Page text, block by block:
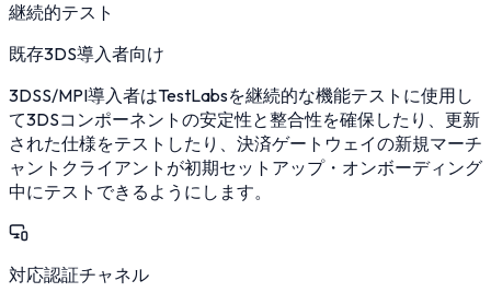
継続的テスト
既存3DS導入者向け
3DSS/MPI導入者はTestLabsを継続的な機能テストに使用し
て3DSコンポーネントの安定性と整合性を確保したり、更新
された仕様をテストしたり、決済ゲートウェイの新規マーチ
ャントクライアントが初期セットアップ・オンボーディング
中にテストできるようにします。
対応認証チャネル